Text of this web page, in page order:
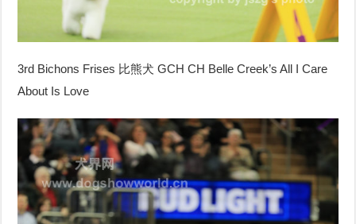
3rd Bichons Frises 比熊犬 GCH CH Belle Creek’s All I Care
About Is Love